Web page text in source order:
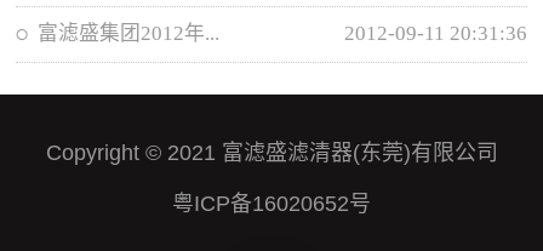
富滤盛集团2012年... 2012-09-11 20:31:36
Copyright © 2021 富滤盛滤清器(东莞)有限公司
粤ICP备16020652号